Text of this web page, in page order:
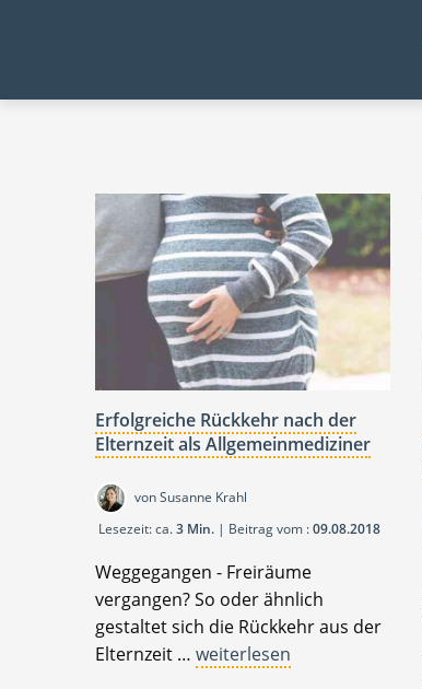
Erfolgreiche Rückkehr nach der
Elternzeit als Allgemeinmediziner
von Susanne Krahl
Lesezeit: ca.3 Min. | Beitrag vom :09.08.2018
Weggegangen - Freiräume
vergangen? So oder ähnlich
gestaltet sich die Rückkehr aus der
Elternzeit … weiterlesen